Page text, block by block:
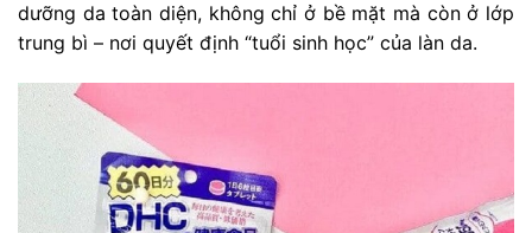
dưỡng da toàn diện, không chỉ ở bề mặt mà còn ở lớp
trung bì – nơi quyết định “tuổi sinh học” của làn da.